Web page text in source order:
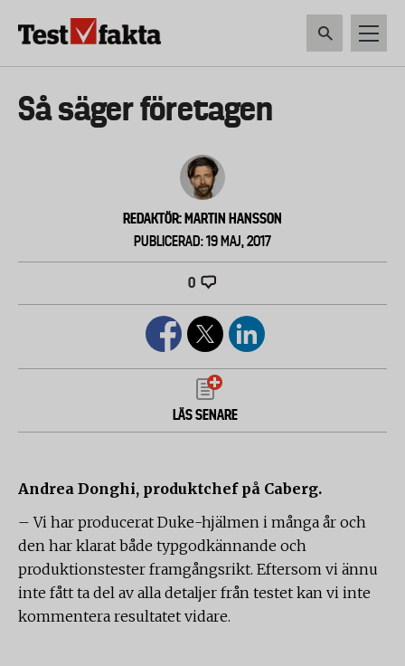
Huvudmeny
ny
HEM & HUSHÅLL
Så säger företagen
REDAKTÖR: MARTIN HANSSON
PUBLICERAD: 19 MAJ, 2017
0
LÄS SENARE
Andrea Donghi, produktchef på Caberg.
– Vi har producerat Duke-hjälmen i många år och
den har klarat både typgodkännande och
produktionstester framgångsrikt. Eftersom vi ännu
inte fått ta del av alla detaljer från testet kan vi inte
kommentera resultatet vidare.